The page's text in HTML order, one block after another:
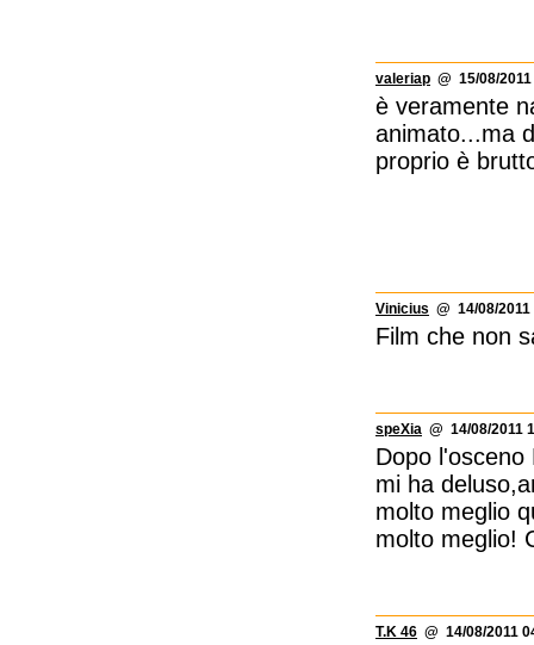
valeriap @ 15/08/
è veramente
animato...ma
proprio è
Vinicius @ 14/08/
Film che non
speXia @ 14/08/2011
Dopo
mi ha
molto meglio
molto meglio!
T.K 46 @ 14/08/2011